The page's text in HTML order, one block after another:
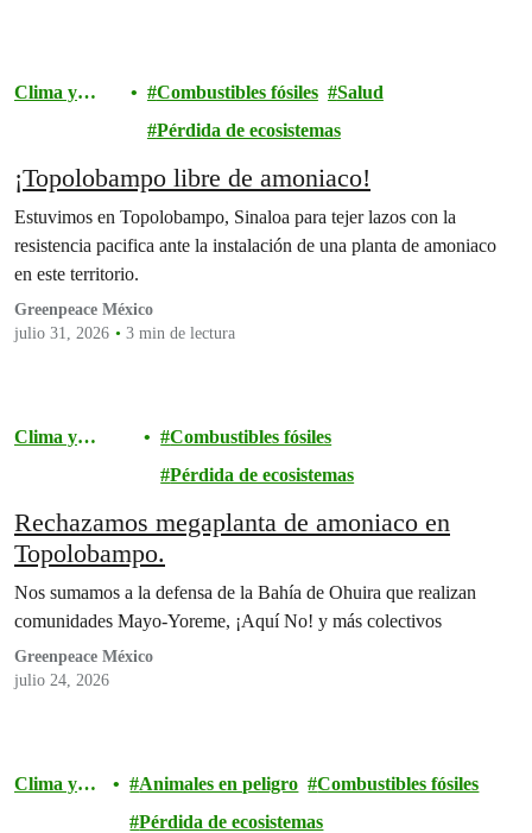
Clima y
Combustibles fósiles
Salud
Pérdida de ecosistemas
¡Topolobampo libre de amoniaco!
Estuvimos en Topolobampo, Sinaloa para tejer lazos con la
resistencia pacifica ante la instalación de una planta de amoniaco
en este territorio.
Greenpeace México
julio 31, 2026
3 min de lectura
Clima y
Combustibles fósiles
Pérdida de ecosistemas
Rechazamos megaplanta de amoniaco en
Topolobampo.
Nos sumamos a la defensa de la Bahía de Ohuira que realizan
comunidades Mayo-Yoreme, ¡Aquí No! y más colectivos
Greenpeace México
julio 24, 2026
Clima y
Animales en peligro
Combustibles fósiles
Pérdida de ecosistemas